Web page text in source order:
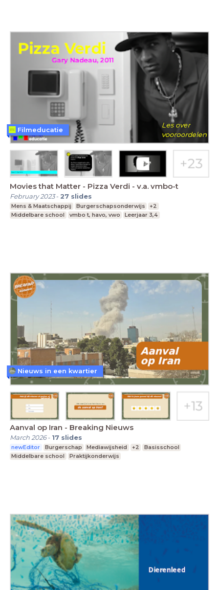
Movies that Matter - Pizza Verdi - v.a. vmbo-t
February 2023- 27 slides
Mens & Maatschappij Burgerschapsonderwijs
+2
Middelbare school
vmbo t, havo, vwo Leerjaar 3,4
Filmeducatie
Aanval op Iran - Breaking Nieuws
March 2026- 17 slides
newEditor Burgerschap Mediawijsheid +2
Basisschool
Middelbare school
Praktijkonderwijs
Nieuws in een kwartier